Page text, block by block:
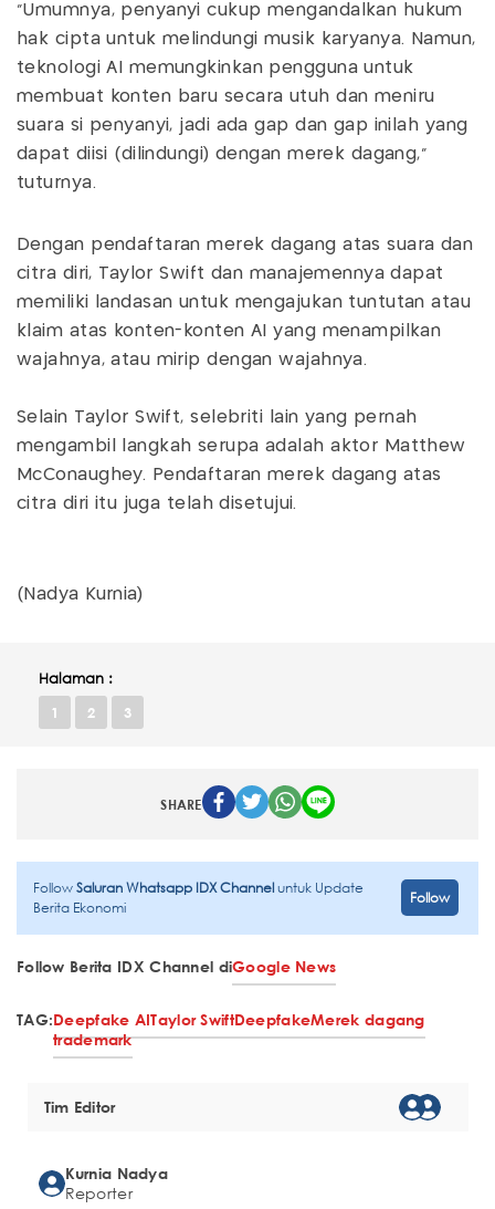
“Umumnya, penyanyi cukup mengandalkan hukum
hak cipta untuk melindungi musik karyanya. Namun,
teknologi AI memungkinkan pengguna untuk
membuat konten baru secara utuh dan meniru
suara si penyanyi, jadi ada gap dan gap inilah yang
dapat diisi (dilindungi) dengan merek dagang,”
tuturnya.
Dengan pendaftaran merek dagang atas suara dan
citra diri, Taylor Swift dan manajemennya dapat
memiliki landasan untuk mengajukan tuntutan atau
klaim atas konten-konten AI yang menampilkan
wajahnya, atau mirip dengan wajahnya.
Selain Taylor Swift, selebriti lain yang pernah
mengambil langkah serupa adalah aktor Matthew
McConaughey. Pendaftaran merek dagang atas
citra diri itu juga telah disetujui.
(Nadya Kurnia)
Halaman :
1 2 3
SHARE
FollowSaluran Whatsapp IDX Channeluntuk Update
Berita Ekonomi
Follow
Follow Berita IDX Channel diGoogle News
TAG:Deepfake AITaylor SwiftDeepfakeMerek dagang
trademark
Tim Editor
Kurnia Nadya
Reporter